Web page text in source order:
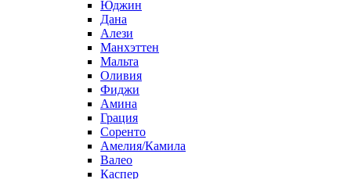
Юджин
Дана
Алези
Манхэттен
Мальта
Оливия
Фиджи
Амина
Грация
Соренто
Амелия/Камила
Валео
Каспер